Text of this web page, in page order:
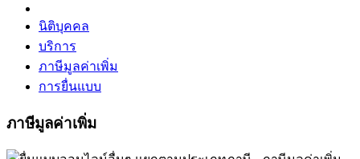
นิติบุคคล
บริการ
ภาษีมูลค่าเพิ่ม
การยื่นแบบ
ภาษีมูลค่าเพิ่ม